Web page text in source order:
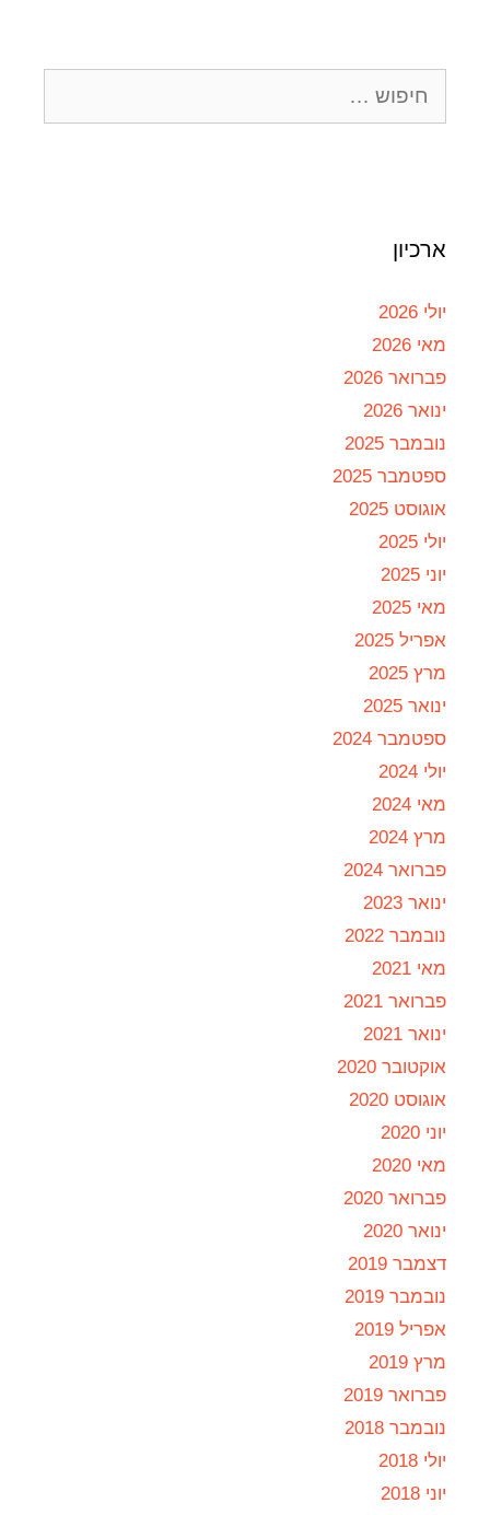
ארכיון
יולי 2026
מאי 2026
פברואר 2026
ינואר 2026
נובמבר 2025
ספטמבר 2025
אוגוסט 2025
יולי 2025
יוני 2025
מאי 2025
אפריל 2025
מרץ 2025
ינואר 2025
ספטמבר 2024
יולי 2024
מאי 2024
מרץ 2024
פברואר 2024
ינואר 2023
נובמבר 2022
מאי 2021
פברואר 2021
ינואר 2021
אוקטובר 2020
אוגוסט 2020
יוני 2020
מאי 2020
פברואר 2020
ינואר 2020
דצמבר 2019
נובמבר 2019
אפריל 2019
מרץ 2019
פברואר 2019
נובמבר 2018
יולי 2018
יוני 2018